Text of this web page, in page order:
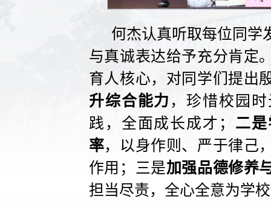
何杰认真听取每位同学
与真诚表达给予充分肯定
育人核心，对同学们提出
升综合能力 ，珍惜校园
践，全面成长成才；
二是
率，以身作则、严于律己
作用；三是加强品德修养
担当尽责，全心全意为学